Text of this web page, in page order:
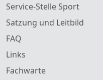
Service-Stelle Sport
Satzung und Leitbild
FAQ
Links
Fachwarte